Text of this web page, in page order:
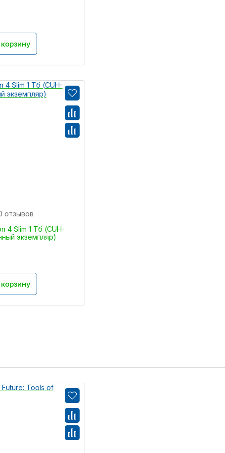
отзывов
4 Slim 1 Тб (CUH-
экземпляр)